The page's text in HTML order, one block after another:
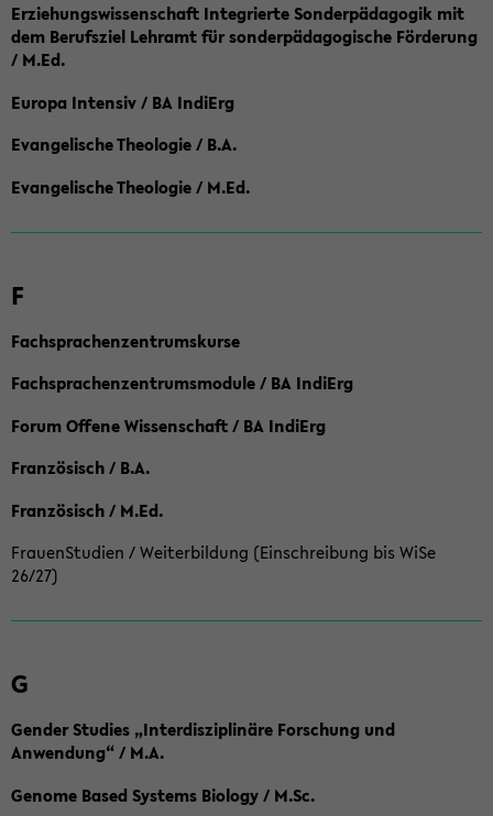
Erziehungswissenschaft Integrierte Sonderpädagogik mit
dem Berufsziel Lehramt für sonderpädagogische Förderung
/ M.Ed.
Europa Intensiv / BA IndiErg
Evangelische Theologie / B.A.
Evangelische Theologie / M.Ed.
F
Fachsprachenzentrumskurse
Fachsprachenzentrumsmodule / BA IndiErg
Forum Offene Wissenschaft / BA IndiErg
Französisch / B.A.
Französisch / M.Ed.
FrauenStudien / Weiterbildung (Einschreibung bis WiSe
26/27)
G
Gender Studies „Interdisziplinäre Forschung und
Anwendung“ / M.A.
Genome Based Systems Biology / M.Sc.